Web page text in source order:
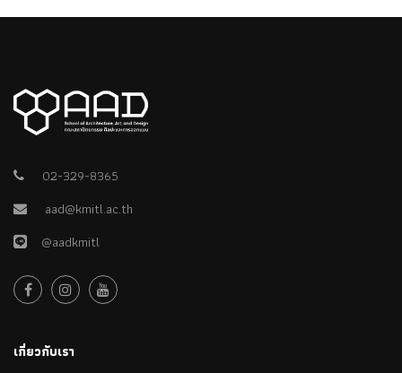
02-329-8365
aad@kmitl.ac.th
@aadkmitl
เกี่ยวกับเรา